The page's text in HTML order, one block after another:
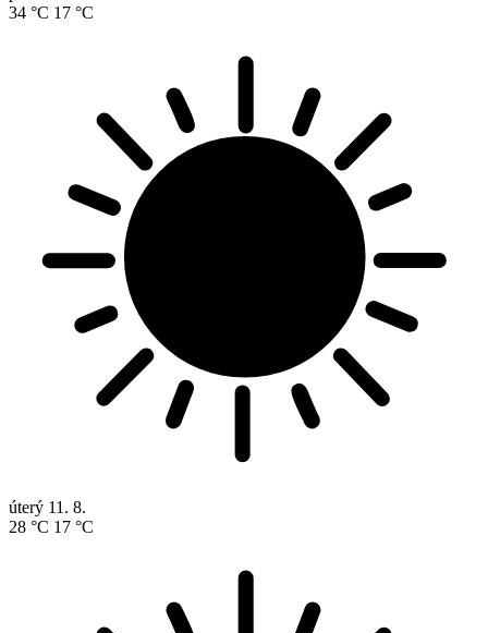
34 °C 17 °C
úterý 11. 8.
28 °C 17 °C